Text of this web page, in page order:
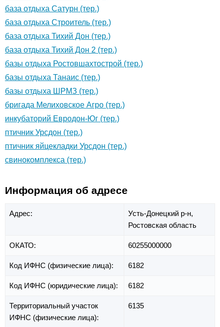
база отдыха Сатурн (тер.)
база отдыха Строитель (тер.)
база отдыха Тихий Дон (тер.)
база отдыха Тихий Дон 2 (тер.)
базы отдыха Ростовшахтострой (тер.)
базы отдыха Танаис (тер.)
базы отдыха ШРМЗ (тер.)
бригада Мелиховское Агро (тер.)
инкубаторий Евродон-Юг (тер.)
птичник Урсдон (тер.)
птичник яйцекладки Урсдон (тер.)
свинокомплекса (тер.)
Информация об адресе
Адрес:
Усть-Донецкий р-н,
Ростовская область
ОКАТО: 60255000000
Код ИФНС (физические лица): 6182
Код ИФНС (юридические лица): 6182
Территориальный участок
ИФНС (физические лица):
6135